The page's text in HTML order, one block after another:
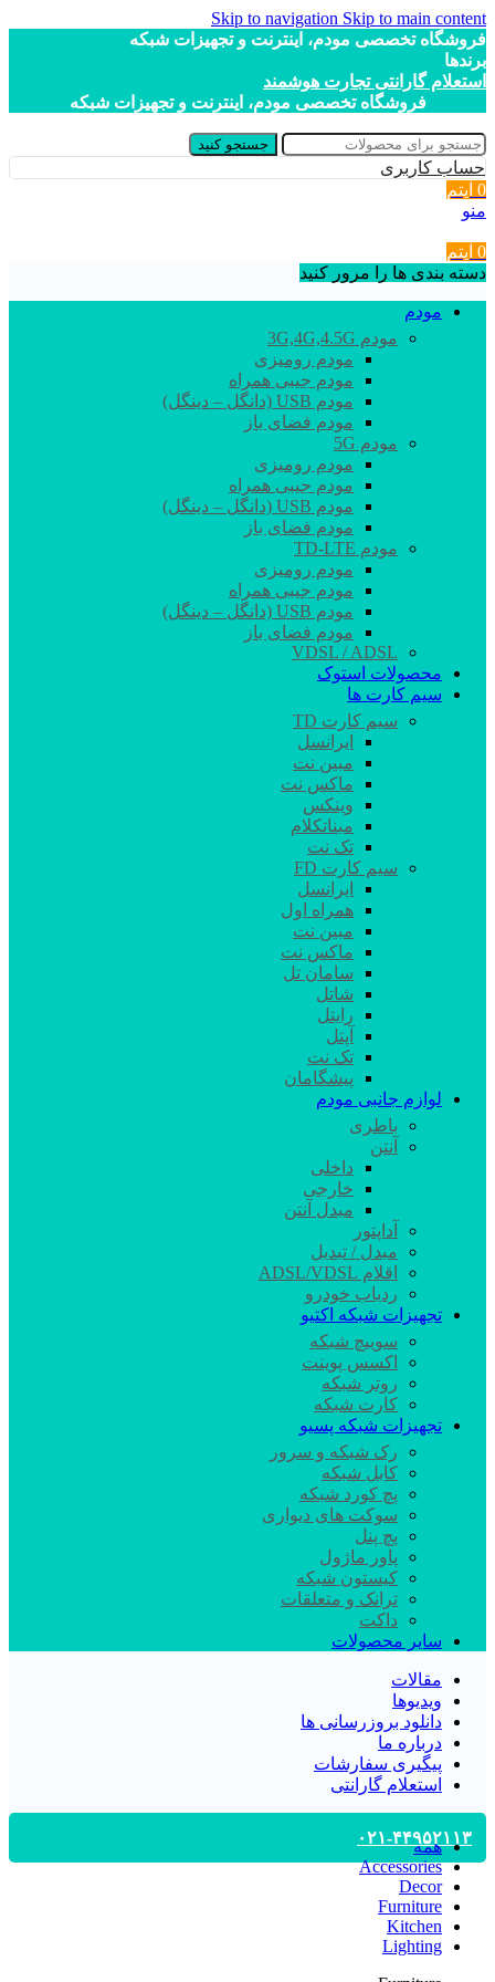
Skip to navigation Skip to main content
فروشگاه تخصصی مودم، اینترنت و تجهیزات شبکه
برندها
استعلام گارانتی تجارت هوشمند
فروشگاه تخصصی مودم، اینترنت و تجهیزات شبکه
جستجو کنید
حساب کاربری
0 آیتم
منو
0 آیتم
دسته بندی ها را مرور کنید
مودم
مودم 3G,4G,4.5G
مودم رومیزی
مودم جیبی همراه
مودم USB (دانگل – دینگل)
مودم فضای باز
مودم 5G
مودم رومیزی
مودم جیبی همراه
مودم USB (دانگل – دینگل)
مودم فضای باز
مودم TD-LTE
مودم رومیزی
مودم جیبی همراه
مودم USB (دانگل – دینگل)
مودم فضای باز
VDSL / ADSL
محصولات استوک
سیم کارت ها
سیم کارت TD
ایرانسل
مبین نت
ماکس نت
وینکس
مبناتکلام
تک نت
سیم کارت FD
ایرانسل
همراه اول
مبین نت
ماکس نت
سامان تل
شاتل
رایتل
آپتل
تک نت
پیشگامان
لوازم جانبی مودم
باطری
آنتن
داخلی
خارجی
مبدل آنتن
آداپتور
مبدل / تبدیل
اقلام ADSL/VDSL
ردیاب خودرو
تجهیزات شبکه اکتیو
سوییچ شبکه
اکسس پوینت
روتر شبکه
کارت شبکه
تجهیزات شبکه پسیو
رک شبکه و سرور
کابل شبکه
پچ کورد شبکه
سوکت های دیواری
پچ پنل
پاور ماژول
کیستون شبکه
ترانک و متعلقات
داکت
سایر محصولات
مقالات
ویدیوها
دانلود بروزرسانی ها
درباره ما
پیگیری سفارشات
استعلام گارانتی
۰۲۱-۴۴۹۵۲۱۱۳
همه
Accessories
Decor
Furniture
Kitchen
Lighting